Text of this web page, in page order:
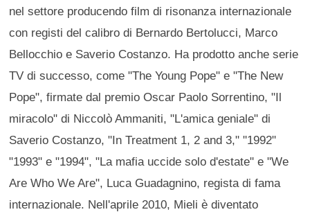
nel settore producendo film di risonanza internazionale
con registi del calibro di Bernardo Bertolucci, Marco
Bellocchio e Saverio Costanzo. Ha prodotto anche serie
TV di successo, come "The Young Pope" e "The New
Pope", firmate dal premio Oscar Paolo Sorrentino, "Il
miracolo" di Niccolò Ammaniti, "L'amica geniale" di
Saverio Costanzo, "In Treatment 1, 2 and 3," "1992"
"1993" e "1994", "La mafia uccide solo d'estate" e "We
Are Who We Are", Luca Guadagnino, regista di fama
internazionale. Nell'aprile 2010, Mieli è diventato